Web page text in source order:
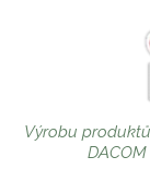
Výrobu